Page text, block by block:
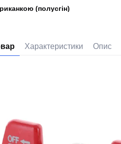
(полусгін)
Характеристики Опис